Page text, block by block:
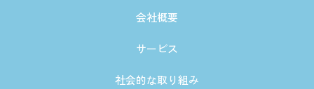
会社概要
サービス
社会的な取り組み